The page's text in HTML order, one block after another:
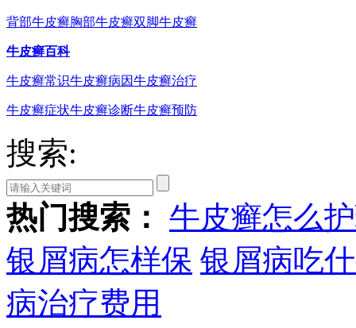
背部牛皮癣胸部牛皮癣双脚牛皮癣
牛皮癣百科
牛皮癣常识牛皮癣病因牛皮癣治疗
牛皮癣症状牛皮癣诊断牛皮癣预防
搜索:
热门搜索： 牛皮癣怎么
银屑病怎样保 银屑病吃
病治疗费用